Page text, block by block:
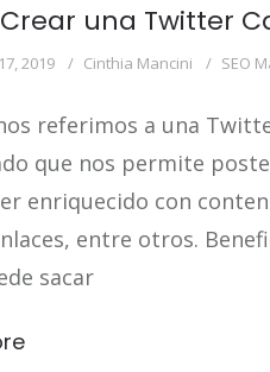
una Twitter
2019 Cinthia Mancini SEO
referimos a una
que nos permite
enriquecido con
entre otros.
sacar